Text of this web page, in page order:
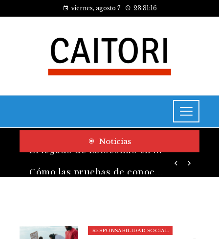
viernes, agosto 7 23:31:17
Noticias
RESPONSABILIDAD SOCIAL